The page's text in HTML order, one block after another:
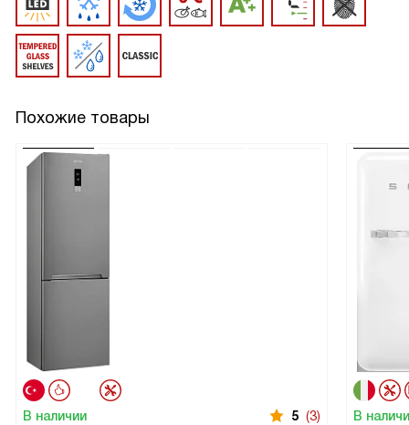
Похожие товары
В наличии 5 (3) В